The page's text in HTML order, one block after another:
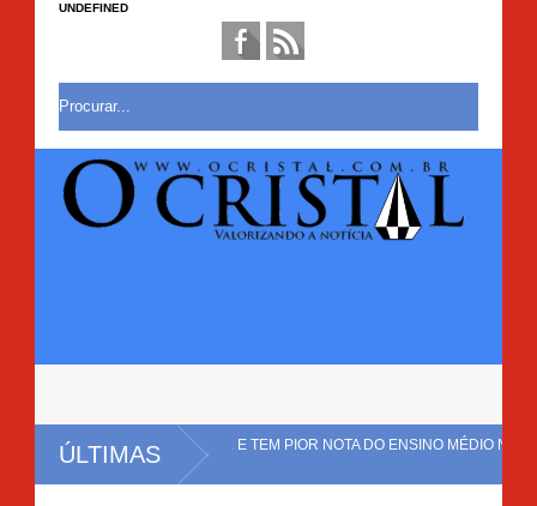
UNDEFINED
ÚLTIMAS
BRASIL E TEM PIOR NOTA DO ENSINO MÉDIO NO